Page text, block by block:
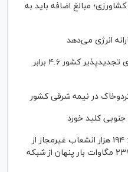
مبالغ اضافه باید به
وزارت نیرو: ظرفیت نیروگاه‌های تجدیدپذیر کشور ۴.۶ برابر
در نیمه شرقی کشور
کلید خورد
معاون هماهنگی توزیع توانیر: ۱۹۴ هزار انشعاب غیرمجاز از
شبکه برق جمع‌آوری شد/ حذف ۲۳۹۵ مگاوات بار پنهان از شبکه